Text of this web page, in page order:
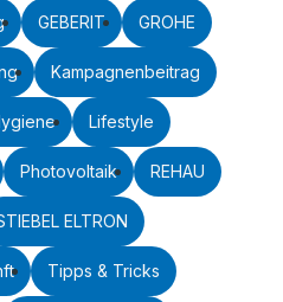
GEBERIT GROHE
Kampagnenbeitrag
Lifestyle
Photovoltaik REHAU
ELTRON
Tipps & Tricks